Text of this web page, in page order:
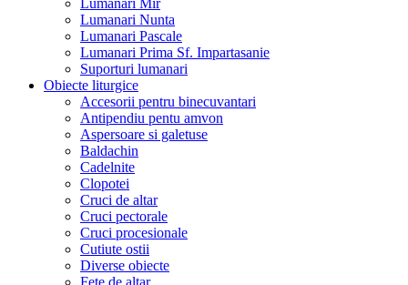
Lumanari Mir
Lumanari Nunta
Lumanari Pascale
Lumanari Prima Sf. Impartasanie
Suporturi lumanari
Obiecte liturgice
Accesorii pentru binecuvantari
Antipendiu pentu amvon
Aspersoare si galetuse
Baldachin
Cadelnite
Clopotei
Cruci de altar
Cruci pectorale
Cruci procesionale
Cutiute ostii
Diverse obiecte
Fete de altar